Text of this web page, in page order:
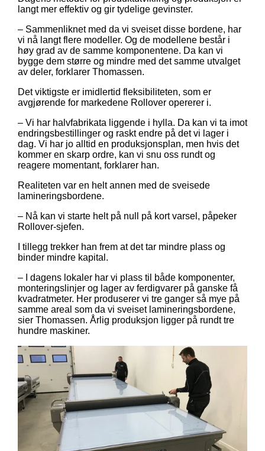
langt mer effektiv og gir tydelige gevinster.
– Sammenliknet med da vi sveiset disse bordene, har
vi nå langt flere modeller. Og de modellene består i
høy grad av de samme komponentene. Da kan vi
bygge dem større og mindre med det samme utvalget
av deler, forklarer Thomassen.
Det viktigste er imidlertid fleksibiliteten, som er
avgjørende for markedene Rollover opererer i.
– Vi har halvfabrikata liggende i hylla. Da kan vi ta imot
endringsbestillinger og raskt endre på det vi lager i
dag. Vi har jo alltid en produksjonsplan, men hvis det
kommer en skarp ordre, kan vi snu oss rundt og
reagere momentant, forklarer han.
Realiteten var en helt annen med de sveisede
lamineringsbordene.
– Nå kan vi starte helt på null på kort varsel, påpeker
Rollover-sjefen.
I tillegg trekker han frem at det tar mindre plass og
binder mindre kapital.
– I dagens lokaler har vi plass til både komponenter,
monteringslinjer og lager av ferdigvarer på ganske få
kvadratmeter. Her produserer vi tre ganger så mye på
samme areal som da vi sveiset lamineringsbordene,
sier Thomassen. Årlig produksjon ligger på rundt tre
hundre maskiner.